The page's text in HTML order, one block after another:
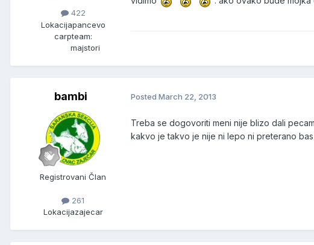
422
Lokacijapancevo
carpteam:
majstori
bambi
Registrovani Član
261
Lokacijazajecar
Posted March 22, 2013
Treba se dogovoriti meni nije blizo dali
kakvo je takvo je nije ni lepo ni preterano